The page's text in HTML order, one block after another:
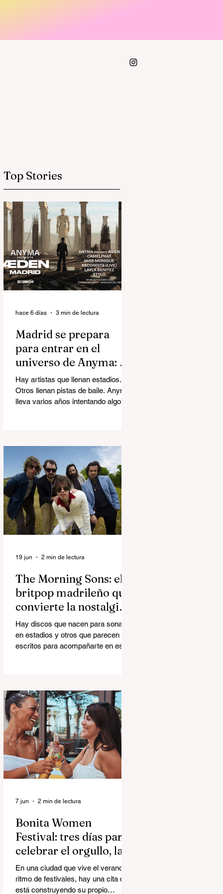
Top Stories
Madrid se prepara
para entrar en el
universo de Anyma: así
será ÆDEN, la
experiencia inmersiva
del año
Hay artistas que llenan estadios.
Otros llenan pistas de baile. Anyma
lleva varios años intentando algo
escenario de ÆDEN, la nueva
superproducción audiovisual del
creador italiano-estadounidense
Matteo Milleri, que aterriza en
Ciudad del Rock (Arganda del Rey)
con una única fecha en la capital
bajo el sello de Brunch Electronik.
hace 6 días 3 min de lectura
The Morning Sons: el
britpop madrileño que
convierte la nostalgia
en algo luminoso
Hay discos que nacen para sonar
en estadios y otros que parecen
escritos para acompañarte en esos
Morning Sons, pertenece a una rara
categoría capaz de hacer ambas
cosas al mismo tiempo.
19 jun 2 min de lectura
Bonita Women
Festival: tres días para
celebrar el orgullo, la
música y la comunidad
En una ciudad que vive el verano a
ritmo de festivales, hay una cita que
está construyendo su propio
7 jun 2 min de lectura